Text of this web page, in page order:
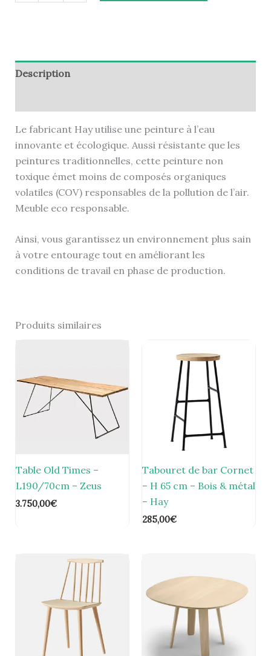
Description
Le fabricant Hay utilise une peinture à l’eau
innovante et écologique. Aussi résistante que les
peintures traditionnelles, cette peinture non
toxique émet moins de composés organiques
volatiles (COV) responsables de la pollution de l’air.
Meuble eco responsable.
Ainsi, vous garantissez un environnement plus sain
à votre entourage tout en améliorant les
conditions de travail en phase de production.
Produits similaires
Table Old Times –
L190/70cm – Zeus
3.750,00€
Tabouret de bar Cornet
– H 65 cm – Bois & métal
– Hay
285,00€